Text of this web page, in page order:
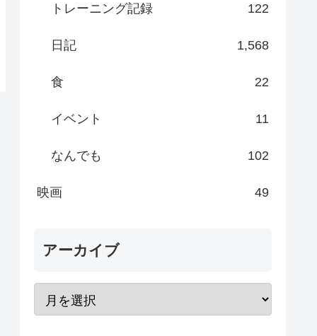
トレーニング記録 122
日記 1,568
食 22
イベント 11
なんでも 102
映画 49
アーカイブ